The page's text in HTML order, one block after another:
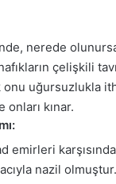
nerede
çelişkili
onu uğursuzlukla
onları kınar.
emirleri
nazil olmuştur.